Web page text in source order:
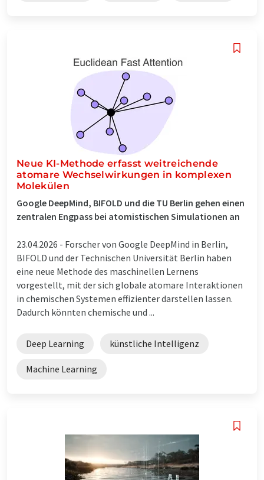
Neue KI-Methode erfasst weitreichende
atomare Wechselwirkungen in komplexen
Molekülen
Google DeepMind, BIFOLD und die TU Berlin gehen einen
zentralen Engpass bei atomistischen Simulationen an
23.04.2026 - Forscher von Google DeepMind in Berlin,
BIFOLD und der Technischen Universität Berlin haben
eine neue Methode des maschinellen Lernens
vorgestellt, mit der sich globale atomare Interaktionen
in chemischen Systemen effizienter darstellen lassen.
Dadurch könnten chemische und ...
Deep Learning künstliche Intelligenz
Machine Learning